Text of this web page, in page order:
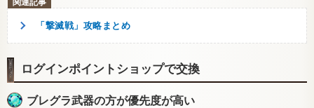
「撃滅戦」攻略まとめ
ログインポイントショップで交換
ブレグラ武器の方が優先度が高い